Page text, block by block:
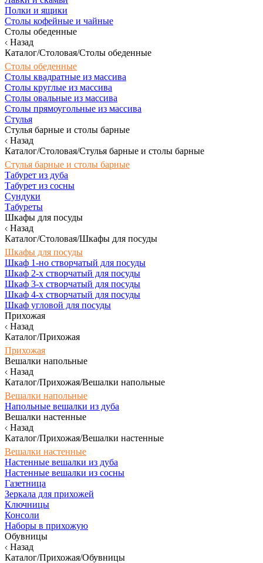
Полки и ящики
Столы кофейные и чайные
Столы обеденные
Назад
Каталог/Столовая/Столы обеденные
Столы обеденные
Столы квадратные из массива
Столы круглые из массива
Столы овальные из массива
Столы прямоугольные из массива
Стулья
Стулья барные и столы барные
Назад
Каталог/Столовая/Стулья барные и столы барные
Стулья барные и столы барные
Табурет из дуба
Табурет из сосны
Сундуки
Табуреты
Шкафы для посуды
Назад
Каталог/Столовая/Шкафы для посуды
Шкафы для посуды
Шкаф 1-но створчатый для посуды
Шкаф 2-х створчатый для посуды
Шкаф 3-х створчатый для посуды
Шкаф 4-х створчатый для посуды
Шкаф угловой для посуды
Прихожая
Назад
Каталог/Прихожая
Прихожая
Вешалки напольные
Назад
Каталог/Прихожая/Вешалки напольные
Вешалки напольные
Напольные вешалки из дуба
Вешалки настенные
Назад
Каталог/Прихожая/Вешалки настенные
Вешалки настенные
Настенные вешалки из дуба
Настенные вешалки из сосны
Газетница
Зеркала для прихожей
Ключницы
Консоли
Наборы в прихожую
Обувницы
Назад
Каталог/Прихожая/Обувницы